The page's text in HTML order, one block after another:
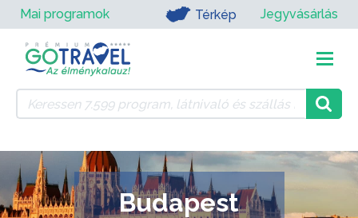
Mai programok Térkép Jegyvásárlás
Budapest